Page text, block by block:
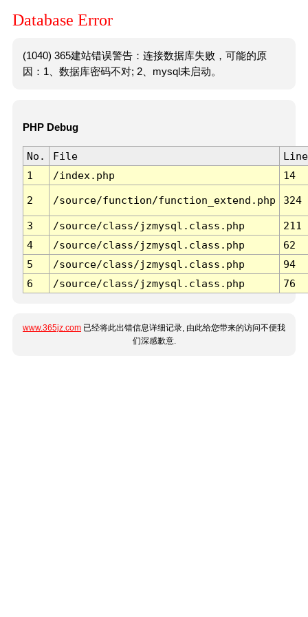
Database Error
(1040) 365建站错误警告：连接数据库失败，可能的原
因：1、数据库密码不对; 2、mysql未启动。
PHP Debug
No. File
Line
1
/index.php 14
2 /source/function/function_extend.php 324
3 /source/class/jzmysql.class.php
211
4
/source/class/jzmysql.class.php
62
5
/source/class/jzmysql.class.php
94
6
/source/class/jzmysql.class.php 76
www.365jz.com 已经将此出错信息详细记录, 由此给您带来的访问不便我
们深感歉意.